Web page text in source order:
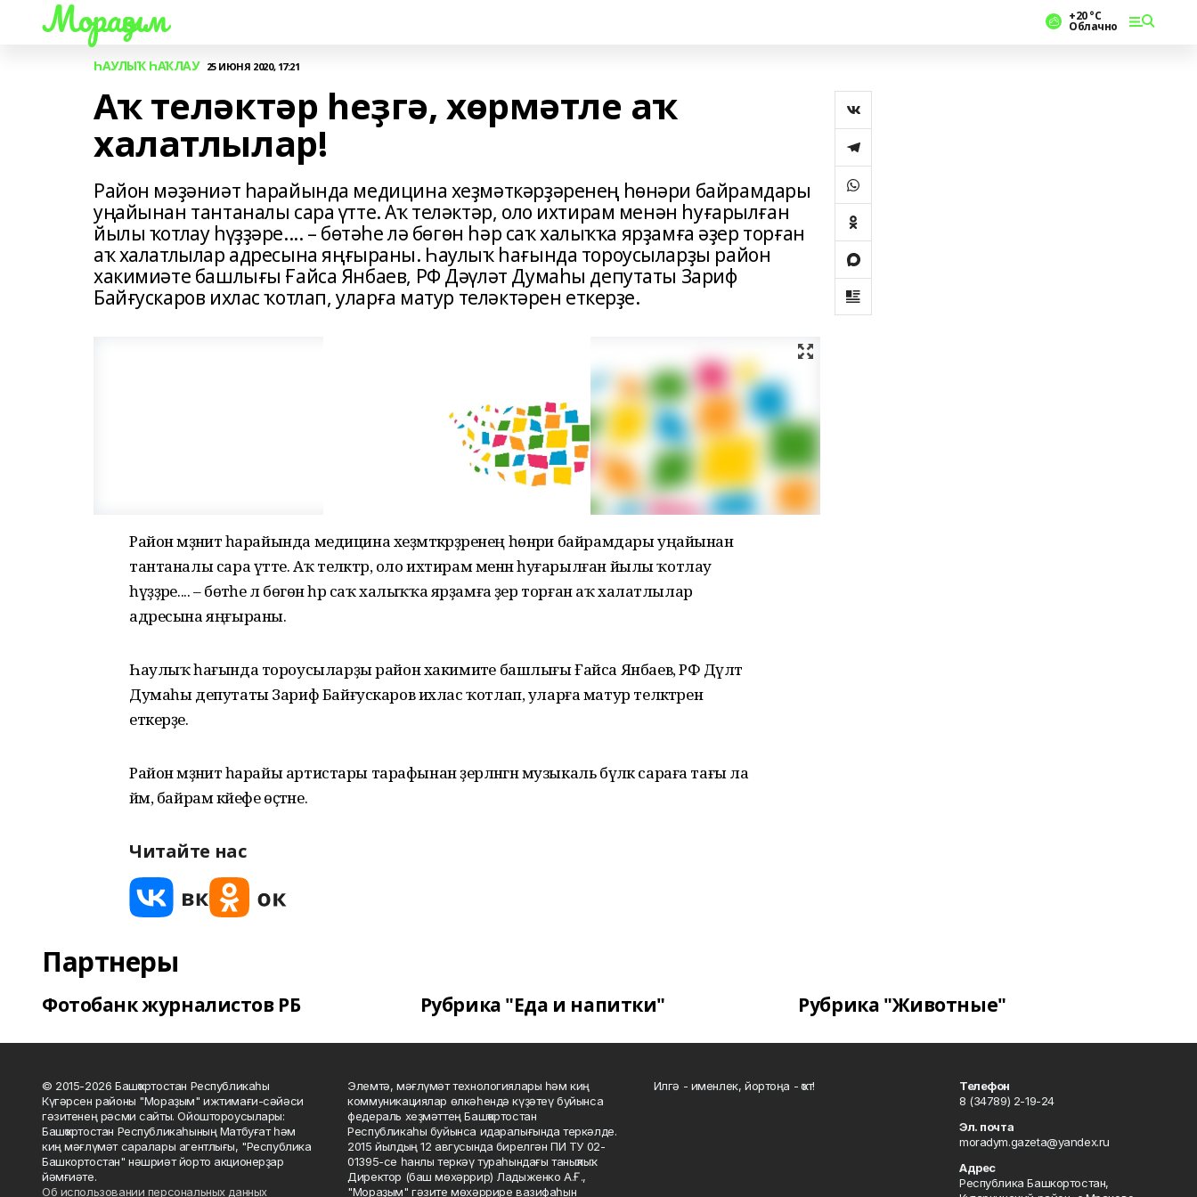
Мораҙым +20 °С
Облачно
ҺАУЛЫҠ ҺАҠЛАУ 25 ИЮНЯ 2020, 17:21
Аҡ теләктәр һеҙгә, хөрмәтле аҡ
халатлылар!
Район мәҙәниәт һарайында медицина хеҙмәткәрҙәренең һөнәри байрамдары
уңайынан тантаналы сара үтте. Аҡ теләктәр, оло ихтирам менән һуғарылған
йылы ҡотлау һүҙҙәре.... – бөтәһе лә бөгөн һәр саҡ халыҡҡа ярҙамға әҙер торған
аҡ халатлылар адресына яңғыраны. Һаулыҡ һағында тороусыларҙы район
хакимиәте башлығы Ғайса Янбаев, РФ Дәүләт Думаһы депутаты Зариф
Байғускаров ихлас ҡотлап, уларға матур теләктәрен еткерҙе.
Район мәҙәниәт һарайында медицина хеҙмәткәрҙәренең һөнәри байрамдары уңайынан
тантаналы сара үтте. Аҡ теләктәр, оло ихтирам менән һуғарылған йылы ҡотлау
һүҙҙәре.... – бөтәһе лә бөгөн һәр саҡ халыҡҡа ярҙамға әҙер торған аҡ халатлылар
адресына яңғыраны.
Һаулыҡ һағында тороусыларҙы район хакимиәте башлығы Ғайса Янбаев, РФ Дәүләт
Думаһы депутаты Зариф Байғускаров ихлас ҡотлап, уларға матур теләктәрен
еткерҙе.
Район мәҙәниәт һарайы артистары тарафынан әҙерләнгән музыкаль бүләк сараға тағы ла
йәм, байрам кәйефе өҫтәне.
Читайте нас
Партнеры
Фотобанк журналистов РБ Рубрика "Еда и напитки" Рубрика "Животные"
© 2015-2026 Башҡортостан Республикаһы
Күгәрсен районы "Мораҙым" ижтимағи-сәйәси
гәзитенең рәсми сайты. Ойоштороусылары:
Башҡортостан Республикаһының Матбуғат һәм
киң мәғлүмәт саралары агентлығы, "Республика
Башкортостан" нәшриәт йорто акционерҙар
йәмғиәте.
Об использовании персональных данных
Элемтә, мәғлүмәт технологиялары һәм киң
коммуникациялар өлкәһендә күҙәтеү буйынса
федераль хеҙмәттең Башҡортостан
Республикаһы буйынса идаралығында теркәлде.
2015 йылдың 12 авгусында бирелгән ПИ ТУ 02-
01395-се һанлы теркәү тураһындағы таныҡлыҡ.
Директор (баш мөхәррир) Ладыженко А.Ғ.,
"Мораҙым" гәзите мөхәррире вазифаһын
Илгә - именлек, йортоңа - ҡот!
Телефон
8 (34789) 2-19-24
Эл. почта
moradym.gazeta@yandex.ru
Адрес
Республика Башкортостан,